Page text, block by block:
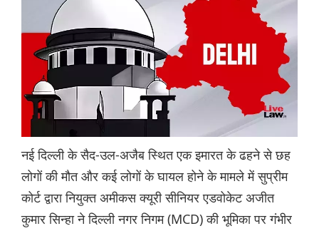
नई दिल्ली के सैद-उल-अजैब स्थित एक इमारत के ढहने से छह
लोगों की मौत और कई लोगों के घायल होने के मामले में सुप्रीम
कोर्ट द्वारा नियुक्त अमीकस क्यूरी सीनियर एडवोकेट अजीत
कुमार सिन्हा ने दिल्ली नगर निगम (MCD) की भूमिका पर गंभीर